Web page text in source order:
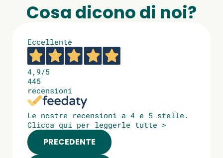
Cosa dicono di noi?
Eccellente
4,9/5
445
recensioni
Le nostre recensioni a 4 e 5 stelle.
Clicca qui per leggerle tutte >
PRECEDENTE